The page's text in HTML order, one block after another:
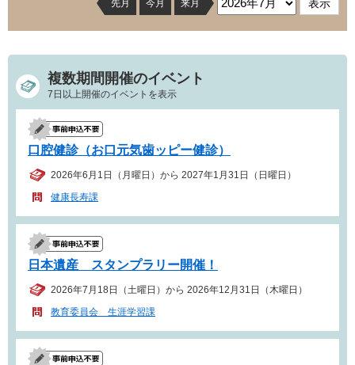
先月 今月 来月
複数期間開催のイベント
7日以上開催のイベントを表示
口腔健診（お口元気歯ッピー健診）
2026年6月1日（月曜日）から 2027年1月31日（日曜日）
健康長寿課
日本遺産 スタンプラリー開催！
2026年7月18日（土曜日）から 2026年12月31日（木曜日）
教育委員会 生涯学習課